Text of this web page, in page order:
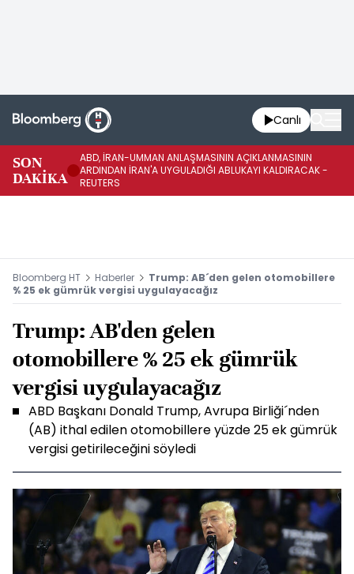
Canlı
SON
DAKİKA
ABD, İRAN-UMMAN ANLAŞMASININ AÇIKLANMASININ
ARDINDAN İRAN'A UYGULADIĞI ABLUKAYI KALDIRACAK -
REUTERS
Bloomberg HT Haberler
Trump: AB´den gelen otomobillere
% 25 ek gümrük vergisi uygulayacağız
Trump: AB'den gelen
otomobillere % 25 ek gümrük
vergisi uygulayacağız
ABD Başkanı Donald Trump, Avrupa Birliği´nden
(AB) ithal edilen otomobillere yüzde 25 ek gümrük
vergisi getirileceğini söyledi